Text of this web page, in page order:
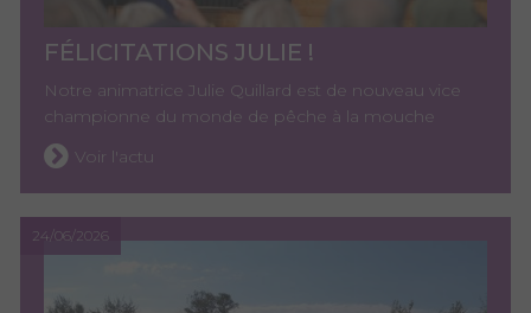
FÉLICITATIONS JULIE !
Notre animatrice Julie Quillard est de nouveau vice
championne du monde de pêche à la mouche
Voir l'actu
24/06/2026